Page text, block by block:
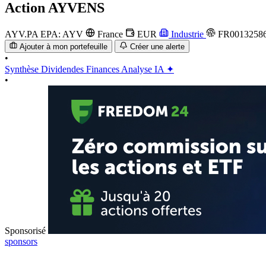
Action AYVENS
AYV.PA EPA: AYV France EUR Industrie
Ajouter à mon portefeuille Créer une alerte
•
Synthèse Dividendes Finances Analyse IA ✦
•
Sponsorisé
sponsors